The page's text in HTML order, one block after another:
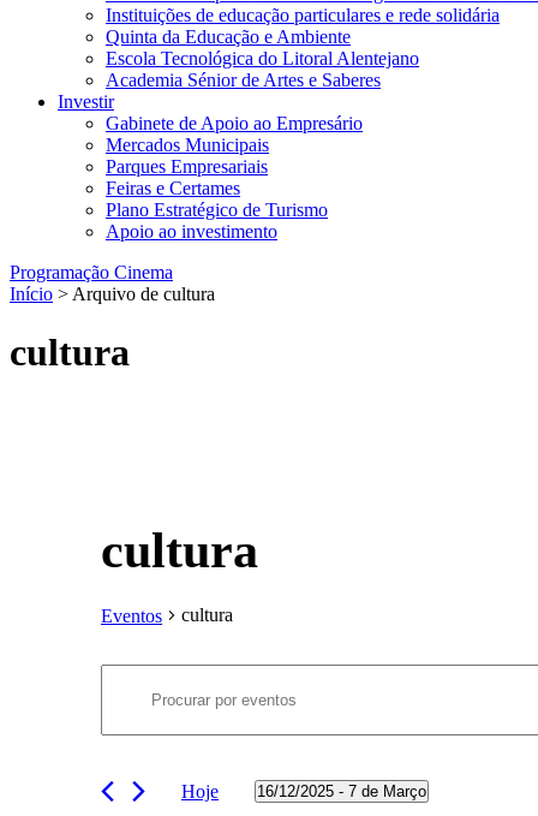
Instituições de educação particulares e rede solidária
Quinta da Educação e Ambiente
Escola Tecnológica do Litoral Alentejano
Academia Sénior de Artes e Saberes
Investir
Gabinete de Apoio ao Empresário
Mercados Municipais
Parques Empresariais
Feiras e Certames
Plano Estratégico de Turismo
Apoio ao investimento
Programação Cinema
Início > Arquivo de cultura
cultura
cultura
Eventos cultura
pesquisa
e
visualização
palavra-
por
Hoje 16/12/2025 - 7 de Março